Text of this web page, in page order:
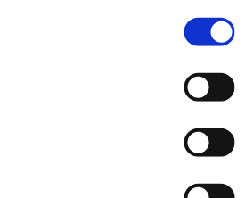
nutzen.
ZÜGIG
VERKAUFEN